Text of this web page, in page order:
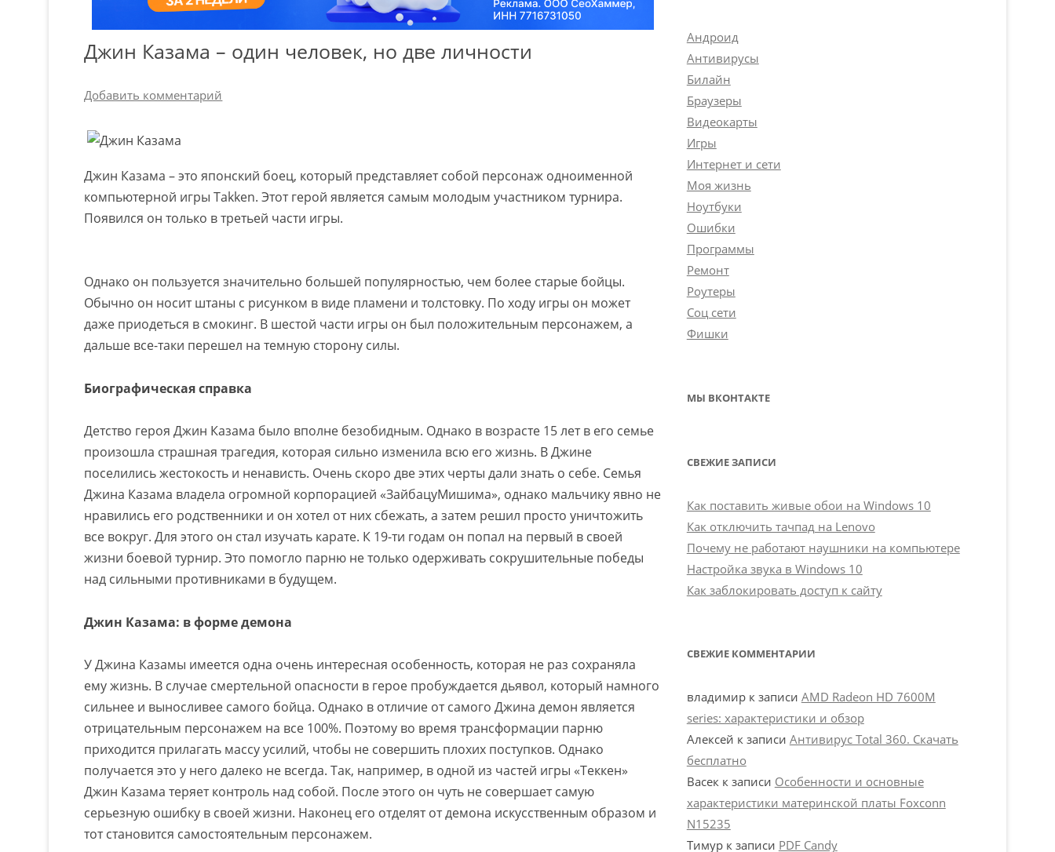
Джин Казама – один человек, но две личности
Добавить комментарий
Джин Казама – это японский боец, который представляет собой персонаж одноименной
компьютерной игры Takken. Этот герой является самым молодым участником турнира.
Появился он только в третьей части игры.
Однако он пользуется значительно большей популярностью, чем более старые бойцы.
Обычно он носит штаны с рисунком в виде пламени и толстовку. По ходу игры он может
даже приодеться в смокинг. В шестой части игры он был положительным персонажем, а
дальше все-таки перешел на темную сторону силы.
Биографическая справка
Детство героя Джин Казама было вполне безобидным. Однако в возрасте 15 лет в его семье
произошла страшная трагедия, которая сильно изменила всю его жизнь. В Джине
поселились жестокость и ненависть. Очень скоро две этих черты дали знать о себе. Семья
Джина Казама владела огромной корпорацией «ЗайбацуМишима», однако мальчику явно не
нравились его родственники и он хотел от них сбежать, а затем решил просто уничтожить
все вокруг. Для этого он стал изучать карате. К 19-ти годам он попал на первый в своей
жизни боевой турнир. Это помогло парню не только одерживать сокрушительные победы
над сильными противниками в будущем.
Джин Казама: в форме демона
У Джина Казамы имеется одна очень интересная особенность, которая не раз сохраняла
ему жизнь. В случае смертельной опасности в герое пробуждается дьявол, который намного
сильнее и выносливее самого бойца. Однако в отличие от самого Джина демон является
отрицательным персонажем на все 100%. Поэтому во время трансформации парню
приходится прилагать массу усилий, чтобы не совершить плохих поступков. Однако
получается это у него далеко не всегда. Так, например, в одной из частей игры «Теккен»
Джин Казама теряет контроль над собой. После этого он чуть не совершает самую
серьезную ошибку в своей жизни. Наконец его отделят от демона искусственным образом и
тот становится самостоятельным персонажем.
Андроид
Антивирусы
Билайн
Браузеры
Видеокарты
Игры
Интернет и сети
Моя жизнь
Ноутбуки
Ошибки
Программы
Ремонт
Роутеры
Соц сети
Фишки
МЫ ВКОНТАКТЕ
СВЕЖИЕ ЗАПИСИ
Как поставить живые обои на Windows 10
Как отключить тачпад на Lenovo
Почему не работают наушники на компьютере
Настройка звука в Windows 10
Как заблокировать доступ к сайту
СВЕЖИЕ КОММЕНТАРИИ
владимирк записи AMD Radeon HD 7600M
series: характеристики и обзор
Алексей к записи Антивирус Total 360. Скачать
бесплатно
Васек к записи Особенности и основные
характеристики материнской платы Foxconn
N15235
Тимурк записи PDF Candy